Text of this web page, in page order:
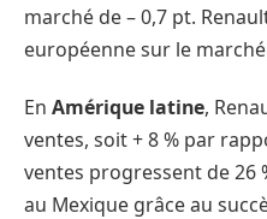
marché de – 0,7 pt.
européenne sur le
En Amérique latine,
ventes, soit + 8 % par
ventes progressent de 26
au Mexique grâce au